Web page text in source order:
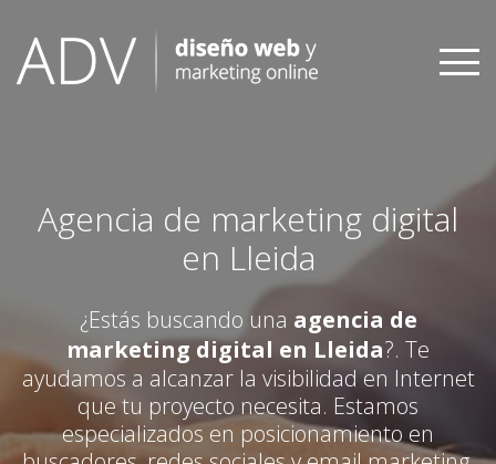
content
Agencia de marketing digital
en Lleida
¿Estás buscando una agencia de
marketing digital en Lleida?. Te
ayudamos a alcanzar la visibilidad en Internet
que tu proyecto necesita. Estamos
especializados en posicionamiento en